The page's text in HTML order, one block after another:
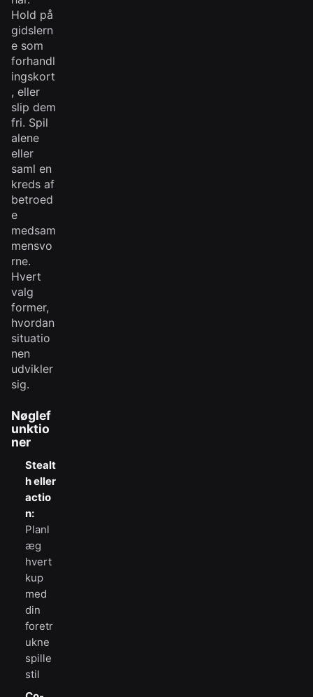
Hold på
gidslern
e som
forhandl
ingskort
, eller
slip dem
fri. Spil
alene
eller
saml en
kreds af
betroed
e
medsam
mensvo
rne.
Hvert
valg
former,
hvordan
situatio
nen
udvikler
sig.
Nøglef
unktio
ner
Stealt
h eller
actio
n:
Planl
æg
hvert
kup
med
din
foretr
ukne
spille
stil